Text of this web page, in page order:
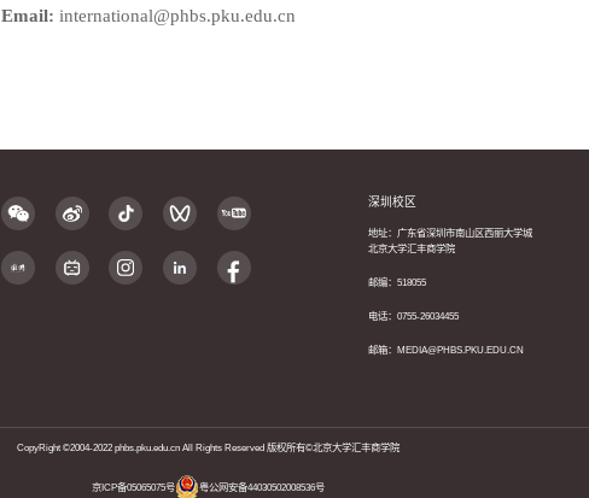
Email: international@phbs.pku.edu.cn
深圳校区
地址：广东省深圳市南山区西丽大学城
北京大学汇丰商学院
邮编：518055
电话：0755-26034455
邮箱：MEDIA@PHBS.PKU.EDU.CN
CopyRight ©2004-2022 phbs.pku.edu.cn All Rights Reserved 版权所有©北京大学汇丰商学院
京ICP备05065075号 粤公网安备44030502008536号